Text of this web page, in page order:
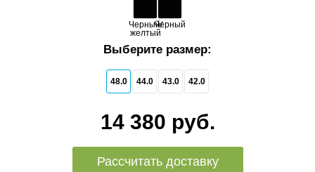
Черный/
желтый
Черный
Выберите размер:
48.0 44.0 43.0 42.0
14 380 руб.
Рассчитать доставку